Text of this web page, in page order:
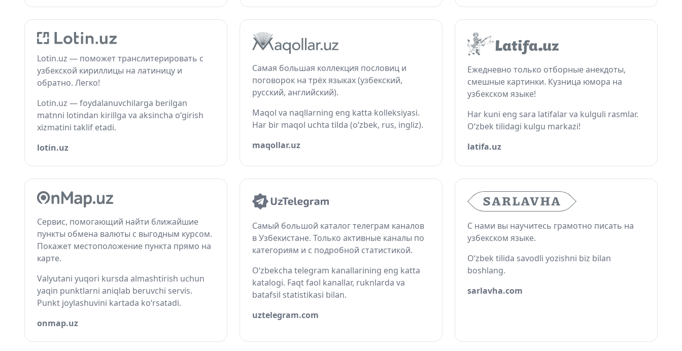
Lotin.uz — поможет транслитерировать с
узбекской кириллицы на латиницу и
обратно. Легко!
Lotin.uz — foydalanuvchilarga berilgan
matnni lotindan kirillga va aksincha o‘girish
xizmatini taklif etadi.
lotin.uz
Самая большая коллекция пословиц и
поговорок на трёх языках (узбекский,
русский, английский).
Maqol va naqllarning eng katta kolleksiyasi.
Har bir maqol uchta tilda (o‘zbek, rus, ingliz).
maqollar.uz
Ежедневно только отборные анекдоты,
смешные картинки. Кузница юмора на
узбекском языке!
Har kuni eng sara latifalar va kulguli rasmlar.
O‘zbek tilidagi kulgu markazi!
latifa.uz
Сервис, помогающий найти ближайшие
пункты обмена валюты с выгодным курсом.
Покажет местоположение пункта прямо на
карте.
Valyutani yuqori kursda almashtirish uchun
yaqin punktlarni aniqlab beruvchi servis.
Punkt joylashuvini kartada ko‘rsatadi.
onmap.uz
Самый большой каталог телеграм каналов
в Узбекистане. Только активные каналы по
категориям и с подробной статистикой.
O‘zbekcha telegram kanallarining eng katta
katalogi. Faqt faol kanallar, ruknlarda va
batafsil statistikasi bilan.
uztelegram.com
С нами вы научитесь грамотно писать на
узбекском языке.
O‘zbek tilida savodli yozishni biz bilan
boshlang.
sarlavha.com